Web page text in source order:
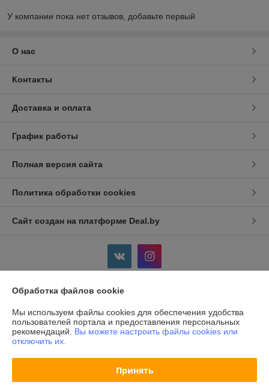
У компании пока нет отзывов, добавьте первый
О нас
Контакты
Доставка и оплата
График работы
Полная версия сайта
Политика обработки cookies
Сайт создан на платформе Deal.by
Индивидуальный предприниматель:ИП Дершлекас Виктор
Викторович
г. Гродно, ул. Ожешко, д.49, кв. 2.
Регистрационный номер ЕГР: 500486711
Обработка файлов cookie
Мы используем файлы cookies для обеспечения удобства
пользователей портала и предоставления персональных
рекомендаций. Вы можете настроить файлы cookies или
отключить их.
Принять